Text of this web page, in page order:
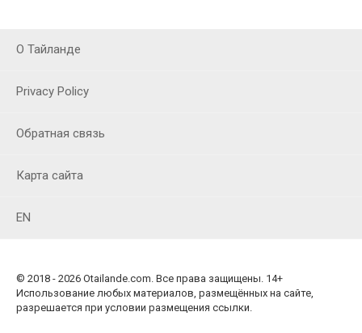
О Тайланде
Privacy Policy
Обратная связь
Карта сайта
EN
© 2018 - 2026 Otailande.com. Все права защищены. 14+
Использование любых материалов, размещённых на сайте,
разрешается при условии размещения ссылки.